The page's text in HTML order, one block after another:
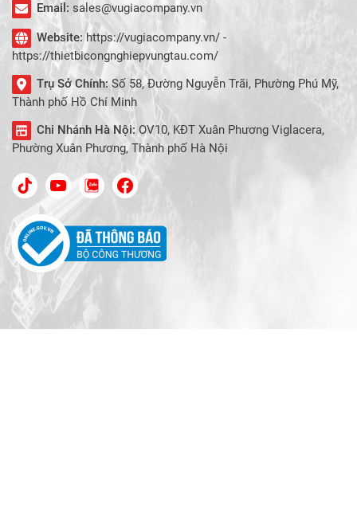
Email: sales@vugiacompany.vn
Website: https://vugiacompany.vn/ -
https://thietbicongnghiepvungtau.com/
Trụ Sở Chính: Số 58, Đường Nguyễn Trãi, Phường Phú Mỹ,
Thành phố Hồ Chí Minh
Chi Nhánh Hà Nội:OV10, KĐT Xuân Phương Viglacera,
Phường Xuân Phương, Thành phố Hà Nội